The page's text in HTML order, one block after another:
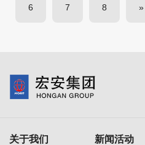
6 7 8 »
关于我们 新闻活动